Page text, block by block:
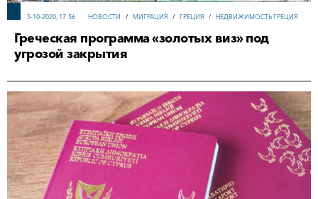
НОВОСТИ / МИГРАЦИЯ / ГРЕЦИЯ / НЕДВИЖИМОСТЬ ГРЕЦИЯ
5-10-2020, 17:56
Греческая программа «золотых виз» под
угрозой закрытия